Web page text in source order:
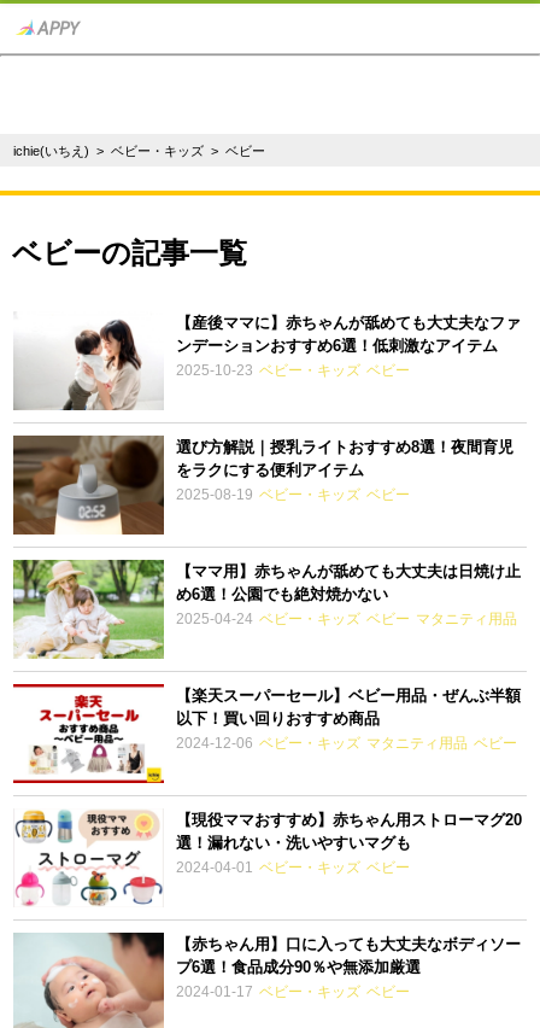
ichie(いちえ) >ベビー・キッズ > ベビー
ベビーの記事一覧
【産後ママに】赤ちゃんが舐めても大丈夫なファ
ンデーションおすすめ6選！低刺激なアイテム
2025-10-23 ベビー・キッズ ベビー
選び方解説｜授乳ライトおすすめ8選！夜間育児
をラクにする便利アイテム
2025-08-19 ベビー・キッズ ベビー
【ママ用】赤ちゃんが舐めても大丈夫は日焼け止
め6選！公園でも絶対焼かない
2025-04-24 ベビー・キッズ ベビー マタニティ用品
【楽天スーパーセール】ベビー用品・ぜんぶ半額
以下！買い回りおすすめ商品
2024-12-06 ベビー・キッズ マタニティ用品 ベビー
【現役ママおすすめ】赤ちゃん用ストローマグ20
選！漏れない・洗いやすいマグも
2024-04-01 ベビー・キッズ ベビー
【赤ちゃん用】口に入っても大丈夫なボディソー
プ6選！食品成分90％や無添加厳選
2024-01-17 ベビー・キッズ ベビー